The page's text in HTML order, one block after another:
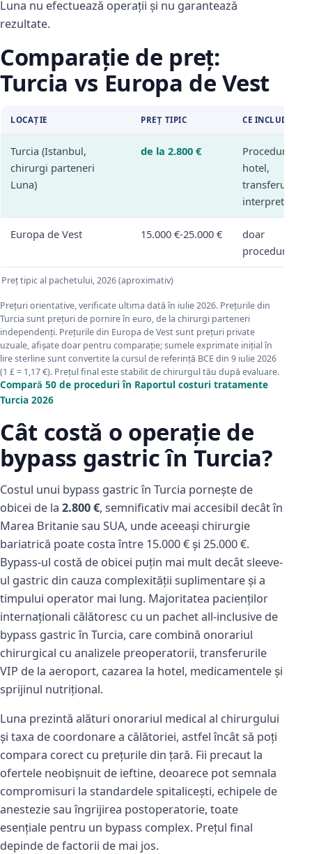
Luna nu efectuează operații și nu garantează
rezultate.
Comparație de preț:
Turcia vs Europa de Vest
Preț tipic al pachetului, 2026 (aproximativ)
LOCAȚIE PREȚ TIPIC CE INCLUDE
Turcia (Istanbul,
chirurgi parteneri
Luna)
de la 2.800 €
Procedură,
hotel,
transferuri,
interpret
Europa de Vest 15.000 €-25.000 €
doar
procedura
Prețuri orientative, verificate ultima dată în iulie 2026. Prețurile din
Turcia sunt prețuri de pornire în euro, de la chirurgi parteneri
independenți. Prețurile din Europa de Vest sunt prețuri private
uzuale, afișate doar pentru comparație; sumele exprimate inițial în
lire sterline sunt convertite la cursul de referință BCE din 9 iulie 2026
(1 £ = 1,17 €). Prețul final este stabilit de chirurgul tău după evaluare.
Compară 50 de proceduri în Raportul costuri tratamente
Turcia 2026
Cât costă o operație de
bypass gastric în Turcia?
Costul unui bypass gastric în Turcia pornește de
obicei de la 2.800 €, semnificativ mai accesibil decât în
Marea Britanie sau SUA, unde aceeași chirurgie
bariatrică poate costa între 15.000 € și 25.000 €.
Bypass-ul costă de obicei puțin mai mult decât sleeve-
ul gastric din cauza complexității suplimentare și a
timpului operator mai lung. Majoritatea pacienților
internaționali călătoresc cu un pachet all-inclusive de
bypass gastric în Turcia, care combină onorariul
chirurgical cu analizele preoperatorii, transferurile
VIP de la aeroport, cazarea la hotel, medicamentele și
sprijinul nutrițional.
Luna prezintă alături onorariul medical al chirurgului
și taxa de coordonare a călătoriei, astfel încât să poți
compara corect cu prețurile din țară. Fii precaut la
ofertele neobișnuit de ieftine, deoarece pot semnala
compromisuri la standardele spitalicești, echipele de
anestezie sau îngrijirea postoperatorie, toate
esențiale pentru un bypass complex. Prețul final
depinde de factorii de mai jos.